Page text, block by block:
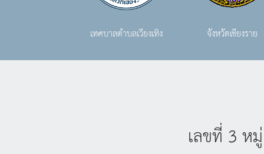
เทศบาลตำบลเวียงเทิง จังหวัดเชียงราย
เลขที่ 3 ห